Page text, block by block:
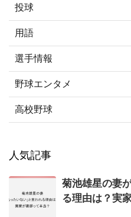
投球
用語
選手情報
野球エンタメ
高校野球
人気記事
菊池雄星の妻
る理由は？実